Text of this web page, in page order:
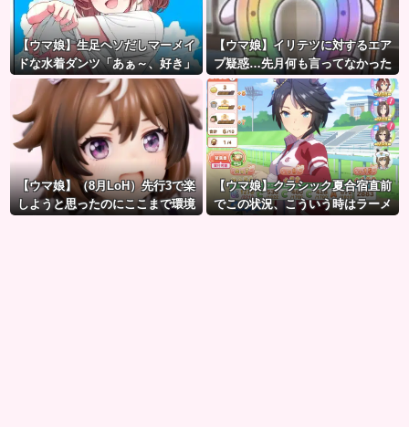
【ウマ娘】生足ヘソだしマーメイ
ドな水着ダンツ「あぁ～、好き」
【ウマ娘】イリテツに対するエア
プ疑惑…先月何も言ってなかった
のに今月急にスピ3言い出したのが
怪しいよな。
【ウマ娘】（8月LoH）先行3で楽
しようと思ったのにここまで環境
【ウマ娘】クラシック夏合宿直前
でこの状況、こういう時はラーメ